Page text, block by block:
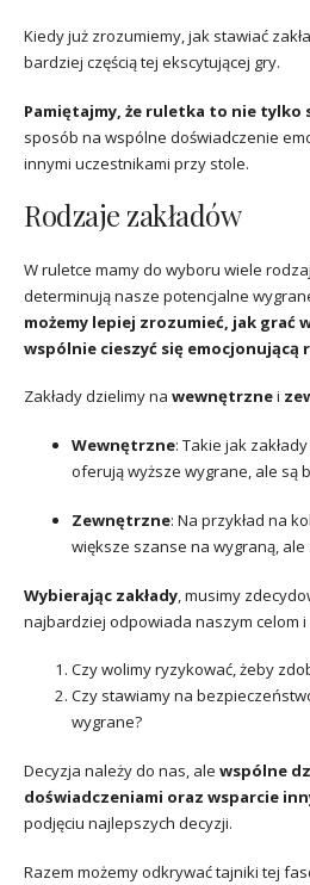
Kiedy już zrozumiemy, jak stawiać
bardziej częścią tej ekscytującej gry.
Pamiętajmy, że ruletka to nie tylko
sposób na wspólne doświadczenie
innymi uczestnikami przy stole.
Rodzaje zakładów
W ruletce mamy do wyboru wiele
determinują nasze potencjalne
możemy lepiej zrozumieć, jak grać
wspólnie cieszyć się emocjonującą
Zakłady dzielimy na wewnętrznei
Wewnętrzne: Takie jak
oferują wyższe wygrane, ale są
Zewnętrzne: Na przykład na
większe szanse na wygraną,
Wybierając zakłady, musimy
najbardziej odpowiada naszym celom i
Czy wolimy ryzykować, żeby
Czy stawiamy na
wygrane?
Decyzja należy do nas, ale wspólne
doświadczeniami oraz wsparcie
podjęciu najlepszych decyzji.
Razem możemy odkrywać tajniki tej